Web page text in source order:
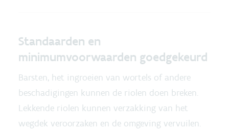
Standaarden en
minimumvoorwaarden goedgekeurd
Barsten, het ingroeien van wortels of andere
beschadigingen kunnen de riolen doen breken.
Lekkende riolen kunnen verzakking van het
wegdek veroorzaken en de omgeving vervuilen.